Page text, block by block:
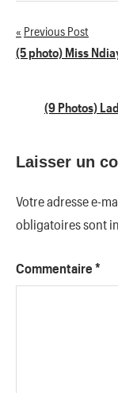
Navigation
l’article
Previous Post
(5 photo) Miss
(9 Photos)
Laisser un
Votre adresse e-
obligatoires sont
Commentaire *